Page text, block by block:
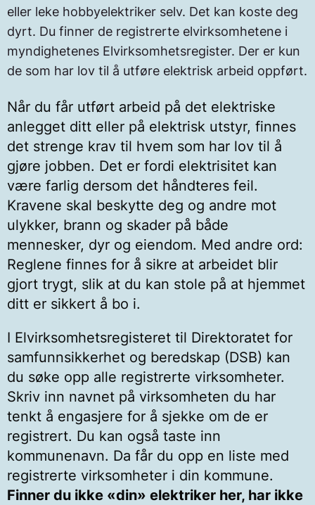
eller leke hobbyelektriker selv. Det kan koste deg
dyrt. Du finner de registrerte elvirksomhetene i
myndighetenes Elvirksomhetsregister. Der er kun
de som har lov til å utføre elektrisk arbeid oppført.
Når du får utført arbeid på det elektriske
anlegget ditt eller på elektrisk utstyr, finnes
det strenge krav til hvem som har lov til å
gjøre jobben. Det er fordi elektrisitet kan
være farlig dersom det håndteres feil.
Kravene skal beskytte deg og andre mot
ulykker, brann og skader på både
mennesker, dyr og eiendom. Med andre ord:
Reglene finnes for å sikre at arbeidet blir
gjort trygt, slik at du kan stole på at hjemmet
ditt er sikkert å bo i.
I Elvirksomhetsregisteret til Direktoratet for
samfunnsikkerhet og beredskap (DSB) kan
du søke opp alle registrerte virksomheter.
Skriv inn navnet på virksomheten du har
tenkt å engasjere for å sjekke om de er
registrert. Du kan også taste inn
kommunenavn. Da får du opp en liste med
registrerte virksomheter i din kommune.
Finner du ikke «din» elektriker her, har ikke